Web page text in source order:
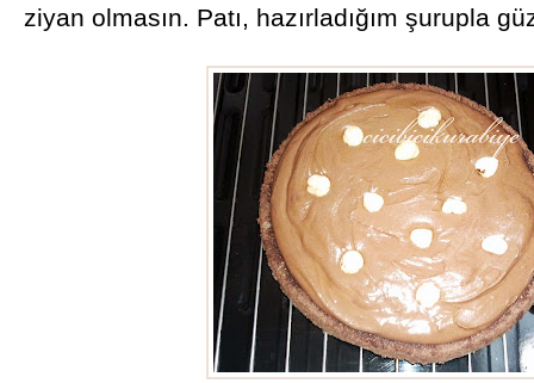
ziyan olmasın. Patı, hazırladığım şurupla